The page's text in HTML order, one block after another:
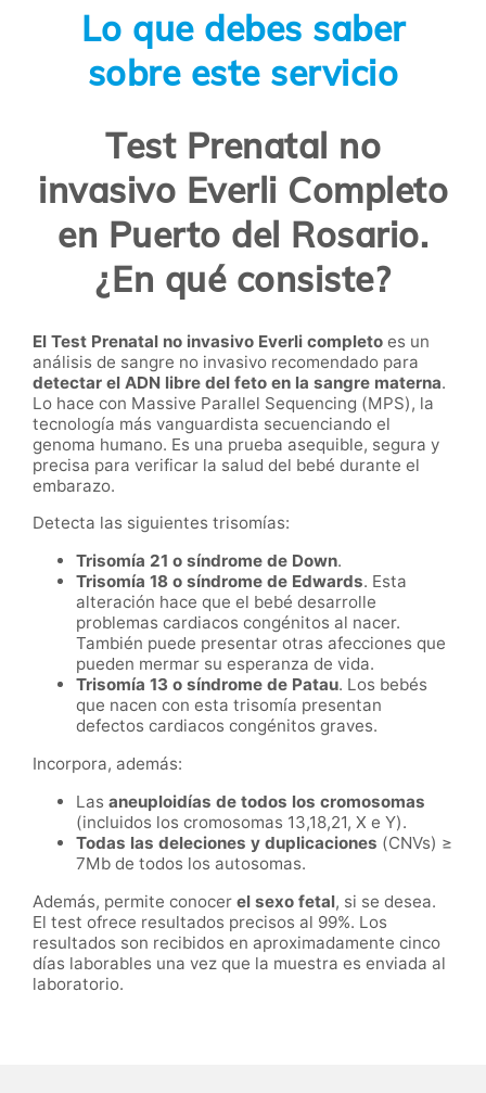
Lo que debes saber
sobre este servicio
Test Prenatal no
invasivo Everli Completo
en Puerto del Rosario.
¿En qué consiste?
El Test Prenatal no invasivo Everli completo es un
análisis de sangre no invasivo recomendado para
detectar el ADN libre del feto en la sangre materna.
Lo hace con Massive Parallel Sequencing (MPS), la
tecnología más vanguardista secuenciando el
genoma humano. Es una prueba asequible, segura y
precisa para verificar la salud del bebé durante el
embarazo.
Detecta las siguientes trisomías:
Trisomía 21 o síndrome de Down.
Trisomía 18 o síndrome de Edwards. Esta
alteración hace que el bebé desarrolle
problemas cardiacos congénitos al nacer.
También puede presentar otras afecciones que
pueden mermar su esperanza de vida.
Trisomía 13 o síndrome de Patau. Los bebés
que nacen con esta trisomía presentan
defectos cardiacos congénitos graves.
Incorpora, además:
Las aneuploidías de todos los cromosomas
(incluidos los cromosomas 13,18,21, X e Y).
Todas las deleciones y duplicaciones (CNVs) ≥
7Mb de todos los autosomas.
Además, permite conocer el sexo fetal, si se desea.
El test ofrece resultados precisos al 99%. Los
resultados son recibidos en aproximadamente cinco
días laborables una vez que la muestra es enviada al
laboratorio.